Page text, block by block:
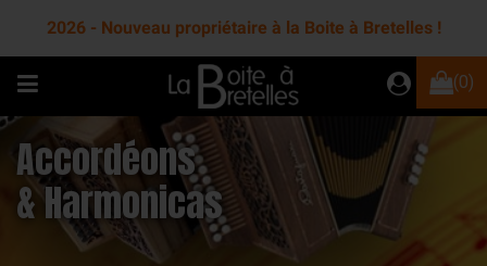
2026 - Nouveau propriétaire à la Boite à Bretelles !
(0)
Accordéons
& Harmonicas